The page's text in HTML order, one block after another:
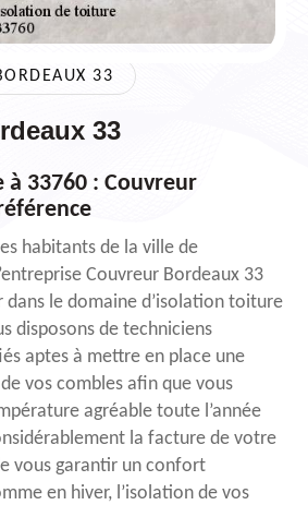
33
33
33760 : Couvreur
habitants de la ville de
Couvreur Bordeaux 33
le domaine d’isolation toiture
disposons de techniciens
aptes à mettre en place une
vos combles afin que vous
agréable toute l’année
la facture de votre
vous garantir un confort
en hiver, l’isolation de vos